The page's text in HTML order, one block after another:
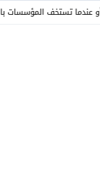
المؤسسات بالزمن التنموي